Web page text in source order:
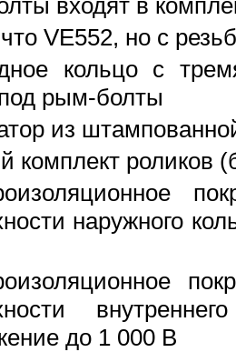
входят в
VE552, но с
кольцо с
рым-болты
из
комплект роликов
наружного
до 1 000 В